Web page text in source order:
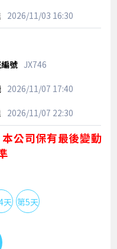
2026/11/03 16:30
JX746
2026/11/07 17:40
2026/11/07 22:30
公司保有最後變動
天 第5天